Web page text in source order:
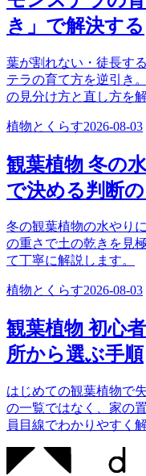
き」で解決する
葉が割れない・徒長す
テラの育て方を逆引き
の見分け方と直し方を
植物とくらす2026-08-03
観葉植物 冬の
で決める判断
冬の観葉植物の水やり
の重さで土の乾きを見
て丁寧に解説します。
植物とくらす2026-08-03
観葉植物 初心
所から選ぶ手順
はじめての観葉植物で
の一覧ではなく、家の
員目線でわかりやすく